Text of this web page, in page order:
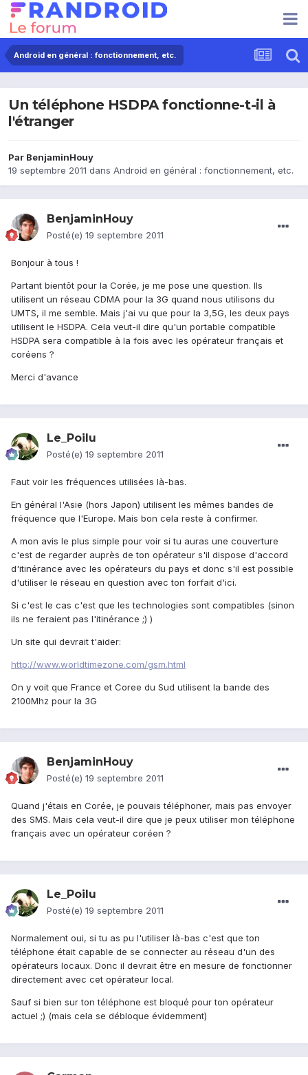
Android en général : fonctionnement, etc.
Un téléphone HSDPA fonctionne-t-il à
l'étranger
Par BenjaminHouy
19 septembre 2011 dans Android en général : fonctionnement, etc.
BenjaminHouy
Posté(e) 19 septembre 2011
Bonjour à tous !
Partant bientôt pour la Corée, je me pose une question. Ils
utilisent un réseau CDMA pour la 3G quand nous utilisons du
UMTS, il me semble. Mais j'ai vu que pour la 3,5G, les deux pays
utilisent le HSDPA. Cela veut-il dire qu'un portable compatible
HSDPA sera compatible à la fois avec les opérateur français et
coréens ?
Merci d'avance
Le_Poilu
Posté(e) 19 septembre 2011
Faut voir les fréquences utilisées là-bas.
En général l'Asie (hors Japon) utilisent les mêmes bandes de
fréquence que l'Europe. Mais bon cela reste à confirmer.
A mon avis le plus simple pour voir si tu auras une couverture
c'est de regarder auprès de ton opérateur s'il dispose d'accord
d'itinérance avec les opérateurs du pays et donc s'il est possible
d'utiliser le réseau en question avec ton forfait d'ici.
Si c'est le cas c'est que les technologies sont compatibles (sinon
ils ne feraient pas l'itinérance ;) )
Un site qui devrait t'aider:
http://www.worldtimezone.com/gsm.html
On y voit que France et Coree du Sud utilisent la bande des
2100Mhz pour la 3G
BenjaminHouy
Posté(e) 19 septembre 2011
Quand j'étais en Corée, je pouvais téléphoner, mais pas envoyer
des SMS. Mais cela veut-il dire que je peux utiliser mon téléphone
français avec un opérateur coréen ?
Le_Poilu
Posté(e) 19 septembre 2011
Normalement oui, si tu as pu l'utiliser là-bas c'est que ton
téléphone était capable de se connecter au réseau d'un des
opérateurs locaux. Donc il devrait être en mesure de fonctionner
directement avec cet opérateur local.
Sauf si bien sur ton téléphone est bloqué pour ton opérateur
actuel ;) (mais cela se débloque évidemment)